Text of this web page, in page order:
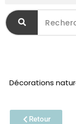
Décorations
Retour